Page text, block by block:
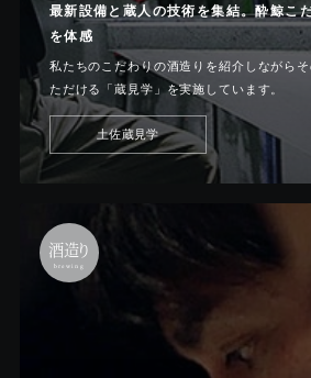
最新設備と蔵人の技術を集結。酔鯨こ
を体感
私たちのこだわりの酒造りを紹介しながら
ただける「蔵見学」を実施しています。
土佐蔵見学
酒造り
brewing